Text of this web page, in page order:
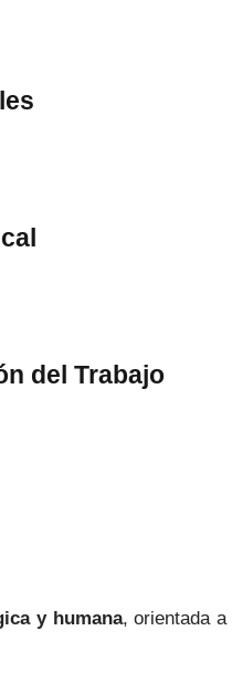
del Trabajo
y humana, orientada